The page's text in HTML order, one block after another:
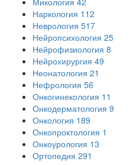
Наркология 112
Неврология 517
Нейропсихология 25
Нейрофизиология 8
Нейрохирургия 49
Неонатология 21
Нефрология 56
Онкогинекология 11
Онкодерматология 9
Онкология 189
Онкопроктология 1
Онкоурология 13
Ортопедия 291